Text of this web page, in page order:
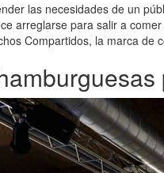
las necesidades de un
arreglarse para salir a
Compartidos, la marca de